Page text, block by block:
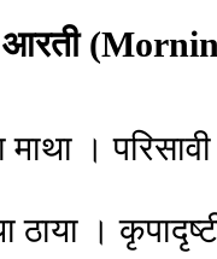
।
ठाया ।